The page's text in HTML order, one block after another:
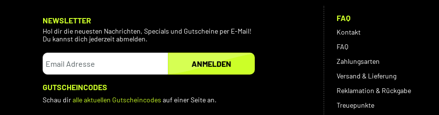
NEWSLETTER
Hol dir die neuesten Nachrichten, Specials und Gutscheine per E-Mail!
Du kannst dich jederzeit abmelden.
ANMELDEN
GUTSCHEINCODES
Schau diralle aktuellen Gutscheincodes auf einer Seite an.
FAQ
Kontakt
FAQ
Zahlungsarten
Versand & Lieferung
Reklamation & Rückgabe
Treuepunkte